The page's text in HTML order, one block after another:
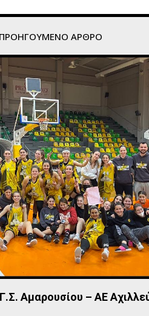
ΠΡΟΗΓΟΎΜΕΝΟ ΆΡΘΡΟ
Γ.Σ. Αμαρουσίου – ΑΕ